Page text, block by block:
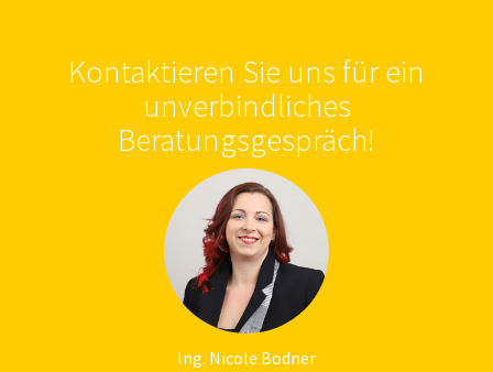
Kontaktieren Sie uns für ein
unverbindliches
Beratungsgespräch!
Ing. Nicole Bodner